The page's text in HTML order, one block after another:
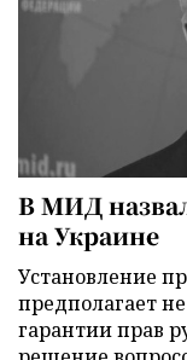
В МИД
на Украине
Установление
предполагает
гарантии прав